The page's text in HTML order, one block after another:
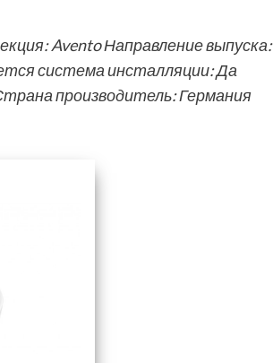
Avento Направление выпуска:
система инсталляции: Да
производитель: Германия